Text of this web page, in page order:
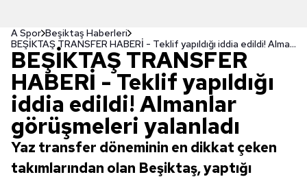
A Spor Beşiktaş Haberleri
BEŞİKTAŞ TRANSFER HABERİ - Teklif yapıldığı iddia edildi! Almanlar görüşmeleri yalanladı
BEŞİKTAŞ TRANSFER
HABERİ - Teklif yapıldığı
iddia edildi! Almanlar
görüşmeleri yalanladı
Yaz transfer döneminin en dikkat çeken
takımlarından olan Beşiktaş, yaptığı